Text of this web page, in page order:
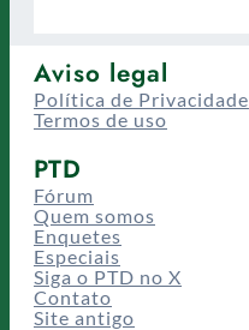
Aviso legal
Política de Privacidade
Termos de uso
PTD
Fórum
Quem somos
Enquetes
Especiais
Siga o PTD no X
Contato
Site antigo